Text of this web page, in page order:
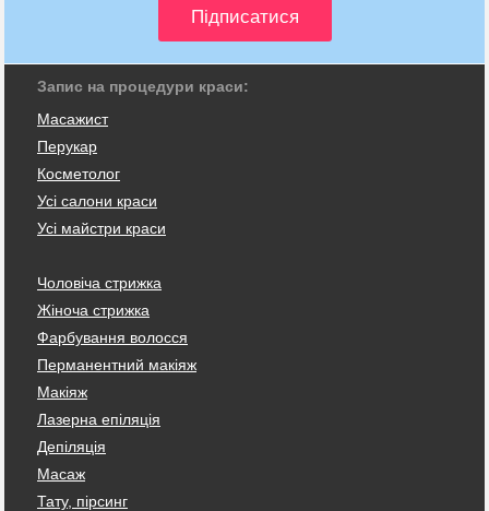
Запис на процедури краси:
Масажист
Перукар
Косметолог
Усі салони краси
Усі майстри краси
Чоловіча стрижка
Жіноча стрижка
Фарбування волосся
Перманентний макіяж
Макіяж
Лазерна епіляція
Депіляція
Масаж
Тату, пірсинг